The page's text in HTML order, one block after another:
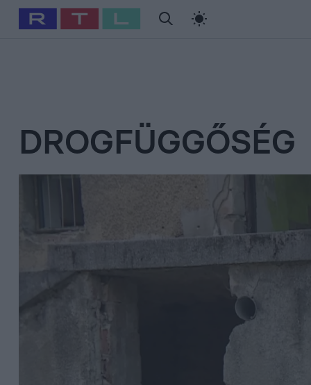
Babits Marcella Szellő István Most Wanted
DROGFÜGGŐSÉG